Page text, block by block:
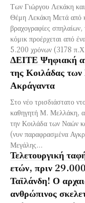
Των Γιώργου Λεκάκη
Θέμη Λεκάκη Μετά από
βραχογραφίες σπηλαίων,
κόμικ προέρχεται από
5.200 χρόνων (3178
ΔΕΙΤΕ Ψηφιακή
της Κοιλάδας
Ακράγαντα
Στο νέο τρισδιάστατο
καθηγητή Μ. Μελλάκη,
την Κοιλάδα των Ναών
(νυν παραφρασμένα
Μεγάλης...
Τελετουργική
ετών, πριν
Ταϊλάνδη! Ο
ανθρώπινος